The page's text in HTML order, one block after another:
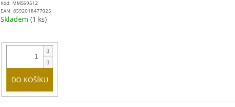
Kód: MMS69512
EAN: 8592018477025
Skladem (1 ks)
DO KOŠÍKU